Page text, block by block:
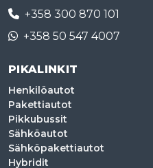
+358 300 870 101
+358 50 547 4007
PIKALINKIT
Henkilöautot
Pakettiautot
Pikkubussit
Sähköautot
Sähköpakettiautot
Hybridit